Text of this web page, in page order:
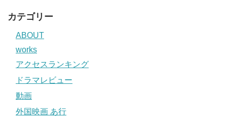
カテゴリー
ABOUT
works
アクセスランキング
ドラマレビュー
動画
外国映画 あ行